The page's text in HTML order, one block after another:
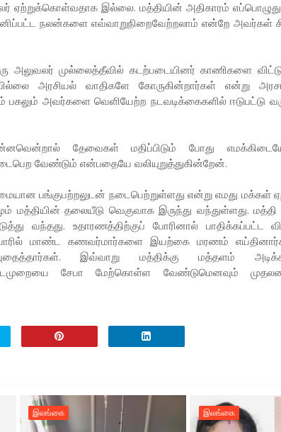
ஏற்றுக்கொள்வதாக இல்லை. மத்தியின் அதிகாரம் எப்பொழுது
தனிப்பட்ட நலன்களை எவ்வாறுநிறைவேற்றலாம் என்றே அவர்கள்
அலுவலர் முல்லைத்தீவில் கடற்படையினர் காணிகளை
அரசியல் வாதிகளே கோருகின்றார்கள் என்று
பகலும் அவர்களை வெளியேற்ற நடவடிக்கைகளில் ஈடுபட்டு
தேவைகள் மதிப்பிடும் போது
வேண்டும் என்பதையே வலியுறுத்துகின்றேன்.
பங்குபற்றலுடன் நடைபெற்றுள்ளது என்று எமது
மத்தியின் தலையீடு வெகுவாக இருந்து வந்துள்ளது.
வந்தது. உதாரணத்திற்குப் போரினால் பாதிக்கப்பட்ட
மாண்ட கணவர்மார்களை இயற்கை மரணம்
இவ்வாறு மத்திக்கு மத்தளம்
சேபா மேற்கொள்ள வேண்டுமெனவும்
இலங்கை இலங்கை